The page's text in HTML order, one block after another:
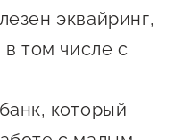
эквайринг,
том числе с
который